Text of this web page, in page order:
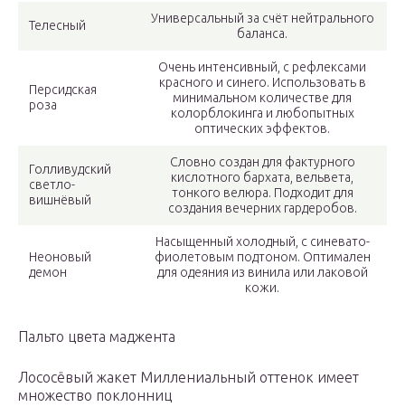
Телесный
Универсальный за счёт нейтрального
баланса.
Персидская
роза
Очень интенсивный, с рефлексами
красного и синего. Использовать в
минимальном количестве для
колорблокинга и любопытных
оптических эффектов.
Голливудский
светло-
вишнёвый
Словно создан для фактурного
кислотного бархата, вельвета,
тонкого велюра. Подходит для
создания вечерних гардеробов.
Неоновый
демон
Насыщенный холодный, с синевато-
фиолетовым подтоном. Оптимален
для одеяния из винила или лаковой
кожи.
Пальто цвета маджента
Лососёвый жакет Миллениальный оттенок имеет
множество поклонниц